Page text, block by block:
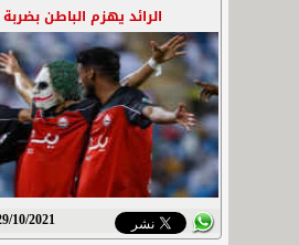
الرائد يهزم الباطن
29/10/2021 -